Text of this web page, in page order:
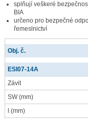
splňují veškeré
BIA
určeno pro bezpečné
řemeslnictví
Obj. č.
ESI07-14A
Závit
SW(mm)
(mm)